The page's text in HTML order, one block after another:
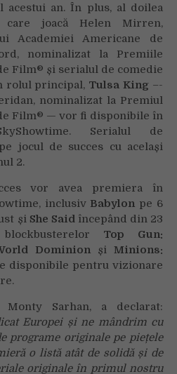
acestui an. În plus, al doilea
joacă Helen Mirren,
Academiei Americane de
nominalizat la Premiile
Film® și serialul de comedie
rolul principal, Tulsa King –-
nominalizat la Premiul
Film® — vor fi disponibile în
Serialul de
jocul de succes cu același
2.
vor avea premiera în
inclusiv Babylon pe 6
și She Said începând din 23
Top Gun:
Dominion și Minions:
disponibile pentru vizionare
Monty Sarhan, a declarat:
Europei și ne mândrim cu
programe originale pe piețele
o listă atât de solidă și de
originale în primul nostru